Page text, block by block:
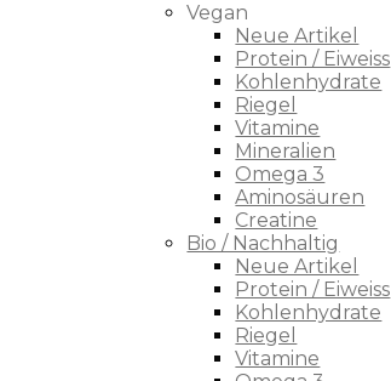
Vegan
Neue Artikel
Protein / Eiweiss
Kohlenhydrate
Riegel
Vitamine
Mineralien
Omega 3
Aminosäuren
Creatine
Bio / Nachhaltig
Neue Artikel
Protein / Eiweiss
Kohlenhydrate
Riegel
Vitamine